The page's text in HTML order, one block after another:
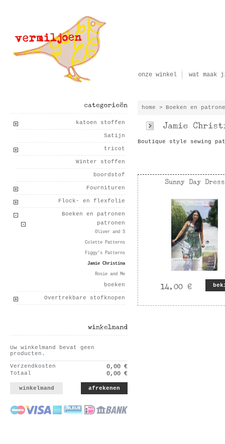
onze winkel wat maak
katoen stoffen
Satijn
tricot
Winter stoffen
boordstof
Fournituren
Flock- en flexfolie
Boeken en patronen
patronen
Oliver and S
Colette Patterns
Figgy's Patterns
Jamie Christina
Rosie and Me
boeken
Overtrekbare stofknopen
Uw winkelmand bevat geen
producten.
Verzendkosten 0,00 €
Totaal 0,00 €
winkelmand afrekenen
home > Boeken en
Boutique style sewing